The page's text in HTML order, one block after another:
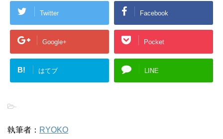
Twitter Facebook
Google+ Pocket
B! はてブ LINE
-
執筆者： RYOKO